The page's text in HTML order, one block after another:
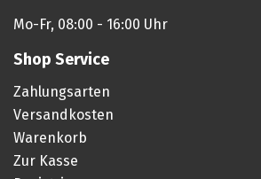
Mo-Fr, 08:00 - 16:00 Uhr
Shop Service
Zahlungsarten
Versandkosten
Warenkorb
Zur Kasse